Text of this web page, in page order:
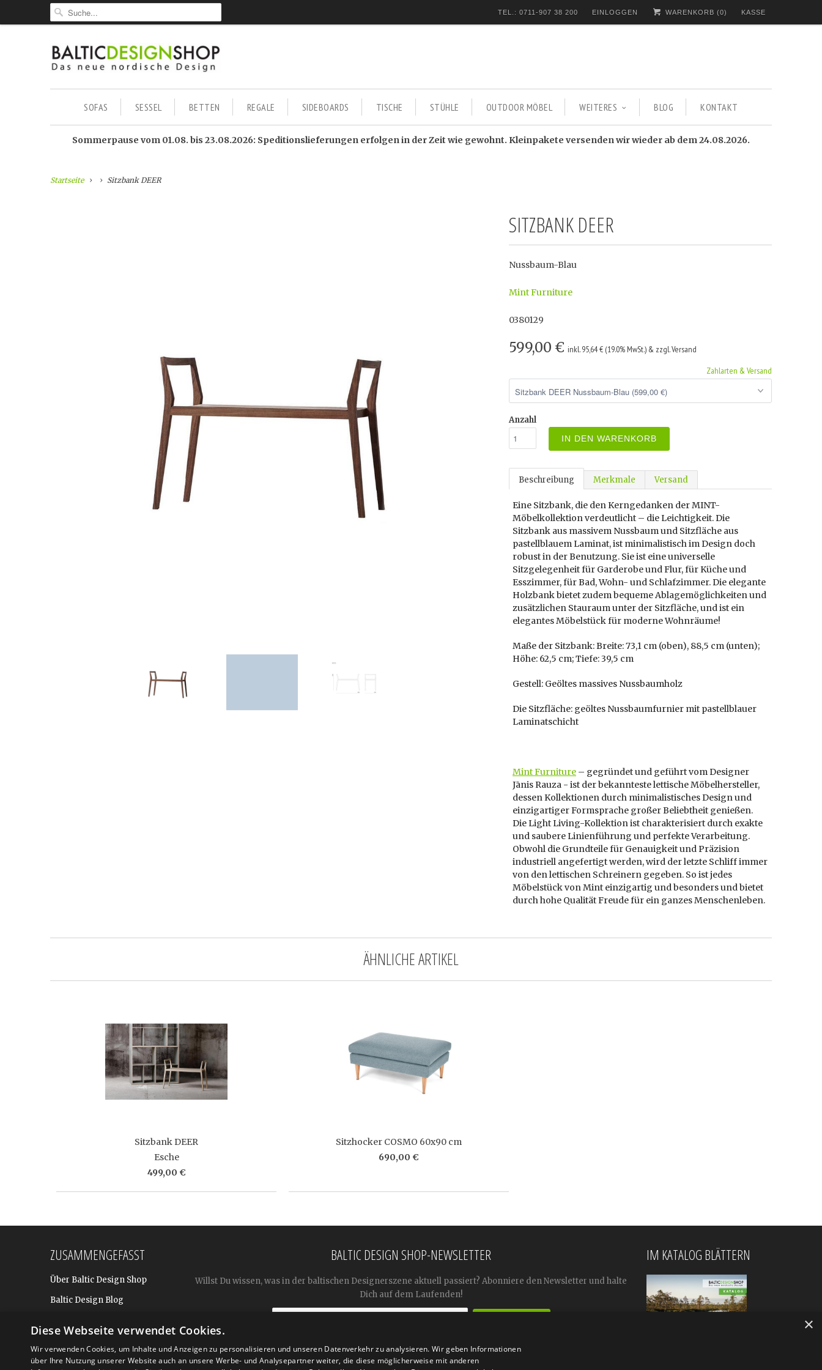
TEL.: 0711-907 38 200 EINLOGGEN WARENKORB (0) KASSE
SOFAS SESSEL BETTEN REGALE SIDEBOARDS TISCHE STÜHLE OUTDOOR MÖBEL WEITERES BLOG KONTAKT
Sommerpause vom 01.08. bis 23.08.2026: Speditionslieferungen erfolgen in der Zeit wie gewohnt. Kleinpakete versenden wir wieder ab dem 24.08.2026.
Startseite Sitzbank DEER
SITZBANK DEER
Nussbaum-Blau
Mint Furniture
0380129
599,00 € inkl. 95,64 € (19.0% MwSt.) & zzgl. Versand
Zahlarten & Versand
Anzahl
IN DEN WARENKORB
Beschreibung Merkmale Versand
Eine Sitzbank, die den Kerngedanken der MINT-
Möbelkollektion verdeutlicht – die Leichtigkeit. Die
Sitzbank aus massivem Nussbaum und Sitzfläche aus
pastellblauem Laminat, ist minimalistisch im Design doch
robust in der Benutzung. Sie ist eine universelle
Sitzgelegenheit für Garderobe und Flur, für Küche und
Esszimmer, für Bad, Wohn- und Schlafzimmer. Die elegante
Holzbank bietet zudem bequeme Ablagemöglichkeiten und
zusätzlichen Stauraum unter der Sitzfläche, und ist ein
elegantes Möbelstück für moderne Wohnräume!
Maße der Sitzbank: Breite: 73,1 cm (oben), 88,5 cm (unten);
Höhe: 62,5 cm; Tiefe: 39,5 cm
Gestell: Geöltes massives Nussbaumholz
Die Sitzfläche: geöltes Nussbaumfurnier mit pastellblauer
Laminatschicht
Mint Furniture – gegründet und geführt vom Designer
Jānis Rauza - ist der bekannteste lettische Möbelhersteller,
dessen Kollektionen durch minimalistisches Design und
einzigartiger Formsprache großer Beliebtheit genießen.
Die Light Living-Kollektion ist charakterisiert durch exakte
und saubere Linienführung und perfekte Verarbeitung.
Obwohl die Grundteile für Genauigkeit und Präzision
industriell angefertigt werden, wird der letzte Schliff immer
von den lettischen Schreinern gegeben. So ist jedes
Möbelstück von Mint einzigartig und besonders und bietet
durch hohe Qualität Freude für ein ganzes Menschenleben.
ÄHNLICHE ARTIKEL
Sitzbank DEER
Esche
499,00 €
Sitzhocker COSMO 60x90 cm
690,00 €
ZUSAMMENGEFASST
Über Baltic Design Shop
Baltic Design Blog
Für BtoB: Design Geschenke
BALTIC DESIGN SHOP-NEWSLETTER
Willst Du wissen, was in der baltischen Designerszene aktuell passiert? Abonniere den Newsletter und halte
Dich auf dem Laufenden!
IM KATALOG BLÄTTERN
×
Diese Webseite verwendet Cookies.
Wir verwenden Cookies, um Inhalte und Anzeigen zu personalisieren und unseren Datenverkehr zu analysieren. Wir geben Informationen
über Ihre Nutzung unserer Website auch an unsere Werbe- und Analysepartner weiter, die diese möglicherweise mit anderen